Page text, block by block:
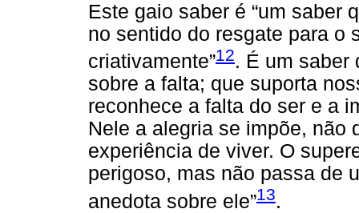
Este gaio saber é “um saber
no sentido do resgate para o
criativamente”12. É um saber
sobre a falta; que suporta
reconhece a falta do ser e a
Nele a alegria se impõe, não
experiência de viver. O
perigoso, mas não passa de
anedota sobre ele”13.